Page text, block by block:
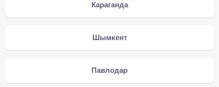
Караганда
Шымкент
Павлодар